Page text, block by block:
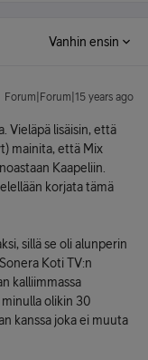
Vanhin ensin
Forum|Forum|15 years ago
Vieläpä lisäisin, että
mainita, että Mix
Kaapeliin.
korjata tämä
sillä se oli alunperin
Koti TV:n
kalliimmassa
olikin 30
kanssa joka ei muuta